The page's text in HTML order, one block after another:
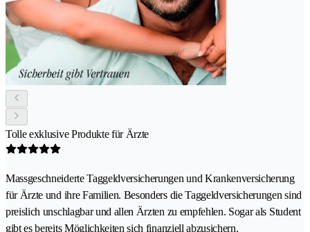
Tolle exklusive Produkte für Ärzte
Massgeschneiderte Taggeldversicherungen und Krankenversicherung
für Ärzte und ihre Familien. Besonders die Taggeldversicherungen sind
preislich unschlagbar und allen Ärzten zu empfehlen. Sogar als Student
gibt es bereits Möglichkeiten sich finanziell abzusichern.